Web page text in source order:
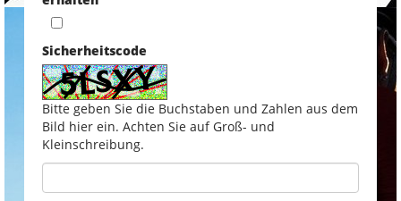
Sicherheitscode
Bitte geben Sie die Buchstaben und Zahlen aus dem
Bild hier ein. Achten Sie auf Groß- und
Kleinschreibung.